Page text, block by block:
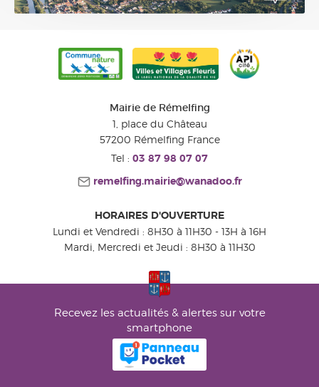
Mairie de Rémelfing
1, place du Château
57200 Rémelfing France
Tel : 03 87 98 07 07
remelfing.mairie@wanadoo.fr
HORAIRES D'OUVERTURE
Lundi et Vendredi : 8H30 à 11H30 - 13H à 16H
Mardi, Mercredi et Jeudi : 8H30 à 11H30
Recevez les actualités & alertes sur votre
smartphone